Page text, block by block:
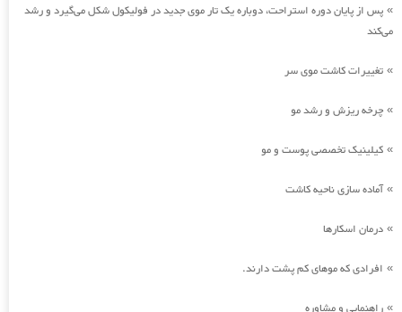
» پس از پایان دوره استراحت، دوباره یک تار موی جدید در فولیکول شکل می‌گیرد و رشد
می‌کند
» تغییرات کاشت موی سر
» چرخه ریزش و رشد مو
» کیلینیک تخصصی پوست و مو
»آماده سازی ناحیه کاشت
» درمان اسکارها
» افرادی که موهای کم پشت دارند.
»